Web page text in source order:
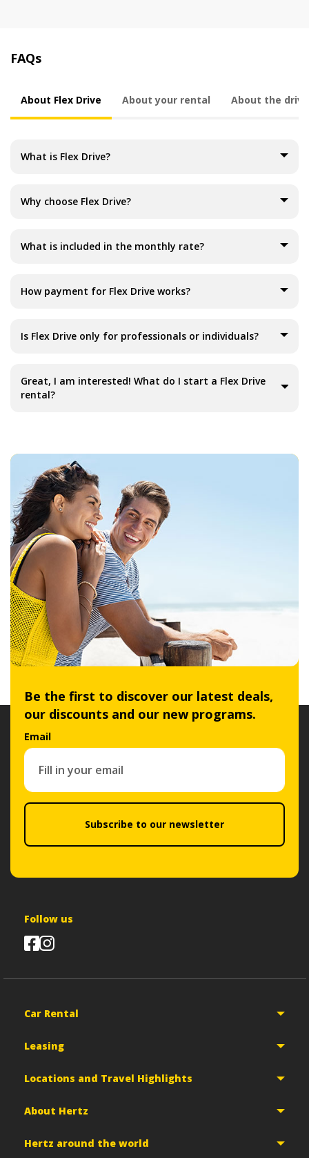
FAQs
About Flex Drive About your rental About the
What is Flex Drive?
Why choose Flex Drive?
What is included in the monthly rate?
How payment for Flex Drive works?
Is Flex Drive only for professionals or individuals?
Great, I am interested! What do I start a Flex Drive
rental?
Be the first to discover our latest deals,
our discounts and our new programs.
Email
Subscribe to our newsletter
Follow us
Car Rental
Leasing
Locations and Travel Highlights
About Hertz
Hertz around the world